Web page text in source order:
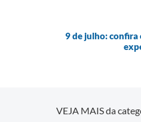
9 de julho: confira
VEJA MAIS da